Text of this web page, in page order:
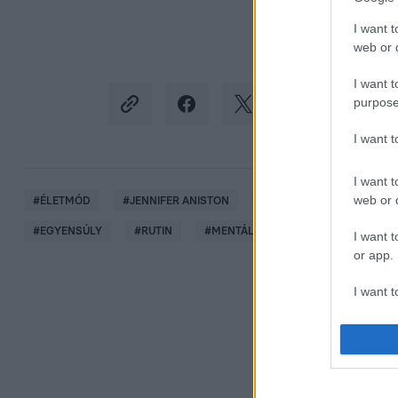
I want
web or
I want
I want
I want
web or
I want
or app.
I want
I want
#ÉLETMÓD #JENNIFER ANISTON SZÍNÉSZNŐ
#EGYENSÚLY #RUTIN #MENTÁLIS EGÉSZSÉG